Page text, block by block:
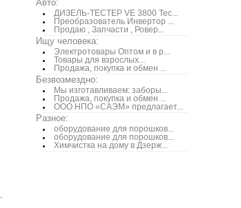
Авто:
ДИЗЕЛЬ-ТЕСТЕР VE 3800 Тес...
Преобразователь Инвертор ...
Продаю , Запчасти , Ровер...
Ищу человека:
Электротовары Оптом и в р...
Товары для взрослых...
Продажа, покупка и обмен ...
Безвозмездно:
Мы изготавливаем: заборы...
Продажа, покупка и обмен ...
ООО НПО «САЭМ» предлагает...
Разное:
оборудование для порошков...
оборудование для порошков...
Химчистка на дому в Дзерж...